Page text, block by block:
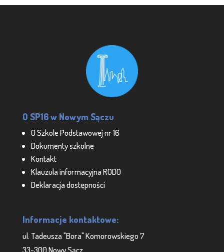
O SP16 w Nowym Sączu
O Szkole Podstawowej nr 16
Dokumenty szkolne
Kontakt
Klauzula informacyjna RODO
Deklaracja dostępności
Informacje kontaktowe:
ul. Tadeusza "Bora" Komorowskiego 7
33-300 Nowy Sącz